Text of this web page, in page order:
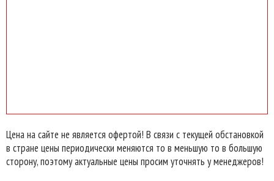
Цена на сайте не является офертой! В связи с текущей обстановкой
в стране цены периодически меняются то в меньшую то в большую
сторону, поэтому актуальные цены просим уточнять у менеджеров!